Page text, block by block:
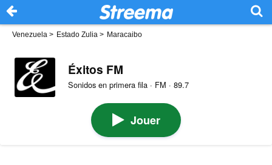
Venezuela > Estado Zulia > Maracaibo
Éxitos FM
Sonidos en primera fila · FM · 89.7
Jouer